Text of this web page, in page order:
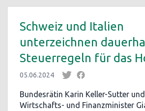
Schweiz und Italien
unterzeichnen
Steuerregeln für das
05.06.2024
Bundesrätin Karin Keller-Sutter
Wirtschafts- und Finanzminister